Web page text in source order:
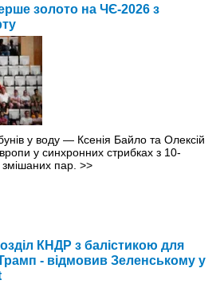
золото на ЧЄ-2026 з
у воду — Ксенія Байло та Олексій
у синхронних стрибках з 10-
пар. >>
КНДР з балістикою для
- відмовив Зеленському у